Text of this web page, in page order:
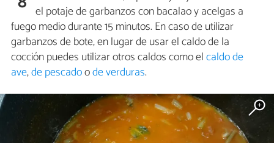
el potaje de garbanzos con bacalao y acelgas a
fuego medio durante 15 minutos. En caso de utilizar
garbanzos de bote, en lugar de usar el caldo de la
cocción puedes utilizar otros caldos como elcaldo de
ave,de pescadoode verduras.